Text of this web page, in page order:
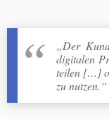
„Der
digitalen
teilen […]
zu nutzen.“